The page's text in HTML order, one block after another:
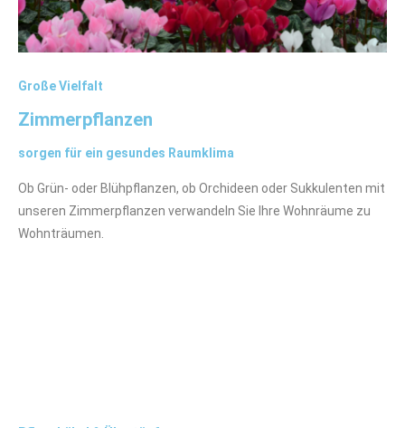
Große Vielfalt
Zimmerpflanzen
sorgen für ein gesundes Raumklima
Ob Grün- oder Blühpflanzen, ob Orchideen oder Sukkulenten mit
unseren Zimmerpflanzen verwandeln Sie Ihre Wohnräume zu
Wohnträumen.